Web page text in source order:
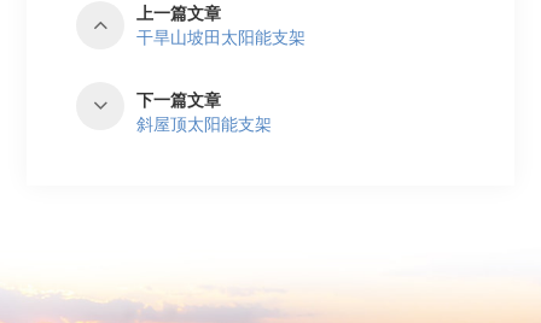
上一篇文章
干旱山坡田太阳能支架
下一篇文章
斜屋顶太阳能支架